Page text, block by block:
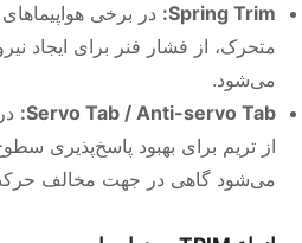
Spring Trim: در برخی
متحرک، از فشار فنر برای ایجاد
می‌شود.
Servo Tab / Anti-servo Tab:
از تریم برای بهبود پاسخ‌پذیری
می‌شود گاهی در جهت مخالف